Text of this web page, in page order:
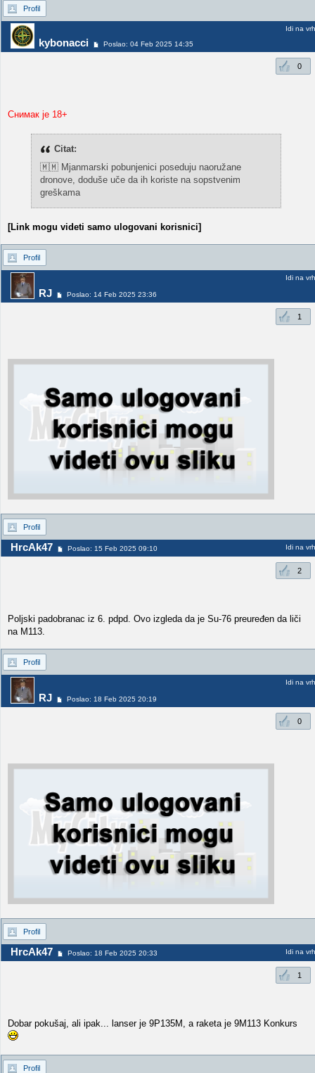
Profil
kybonacci Poslao: 04 Feb 2025 14:35
Idi na vrh
0
Снимак је 18+
Citat:
🇲🇲 Mjanmarski pobunjenici poseduju naoružane
dronove, doduše uče da ih koriste na sopstvenim
greškama
[Link mogu videti samo ulogovani korisnici]
Profil
RJ Poslao: 14 Feb 2025 23:36
Idi na vrh
1
Profil
HrcAk47 Poslao: 15 Feb 2025 09:10 Idi na vrh
2
Poljski padobranac iz 6. pdpd. Ovo izgleda da je Su-76 preuređen da liči
na M113.
Profil
RJ Poslao: 18 Feb 2025 20:19
Idi na vrh
0
Profil
HrcAk47 Poslao: 18 Feb 2025 20:33 Idi na vrh
1
Dobar pokušaj, ali ipak... lanser je 9P135M, a raketa je 9M113 Konkurs
Profil